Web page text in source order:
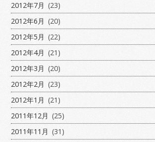
2012年7月 (23)
2012年6月 (20)
2012年5月 (22)
2012年4月 (21)
2012年3月 (20)
2012年2月 (23)
2012年1月 (21)
2011年12月 (25)
2011年11月 (31)